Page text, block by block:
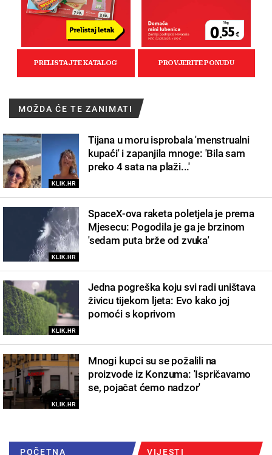
MOŽDA ĆE TE ZANIMATI
KLIK.HR
Tijana u moru isprobala 'menstrualni
kupaći' i zapanjila mnoge: 'Bila sam
preko 4 sata na plaži...'
KLIK.HR
SpaceX-ova raketa poletjela je prema
Mjesecu: Pogodila je ga je brzinom
'sedam puta brže od zvuka'
KLIK.HR
Jedna pogreška koju svi radi uništava
živicu tijekom ljeta: Evo kako joj
pomoći s koprivom
KLIK.HR
Mnogi kupci su se požalili na
proizvode iz Konzuma: 'Ispričavamo
se, pojačat ćemo nadzor'
POČETNA VIJESTI